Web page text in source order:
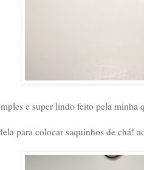
e super lindo feito pela
para colocar saquinhos de chá!